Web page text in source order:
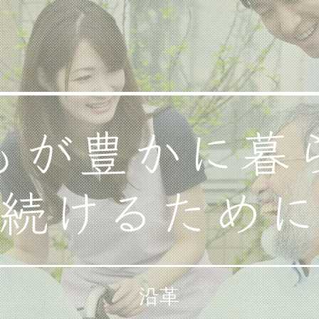
が豊かに暮
けるため
沿革